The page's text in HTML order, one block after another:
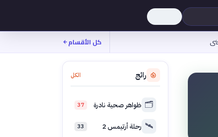
كل الأقسام
رائج الكل
🗂️ ظواهر صحية نادرة 37
🛰️ رحلة أرتيمس 2 33